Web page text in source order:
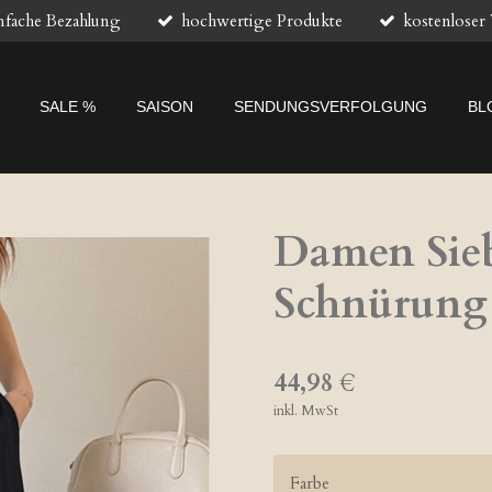
Bezahlung hochwertige Produkte kostenloser
SALE % SAISON SENDUNGSVERFOLGUNG
Damen
Schnürung
44,98 €
inkl. MwSt
Farbe